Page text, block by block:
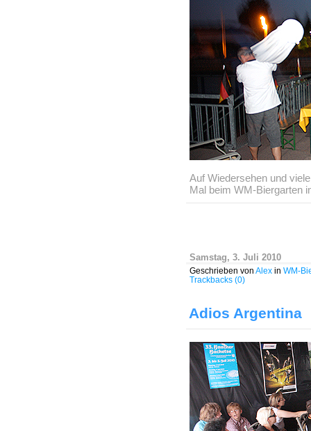
Auf Wiedersehen und
Mal beim WM-Biergarten
Samstag, 3. Juli 2010
Geschrieben von Alex in WM-
Trackbacks (0)
Adios Argentina